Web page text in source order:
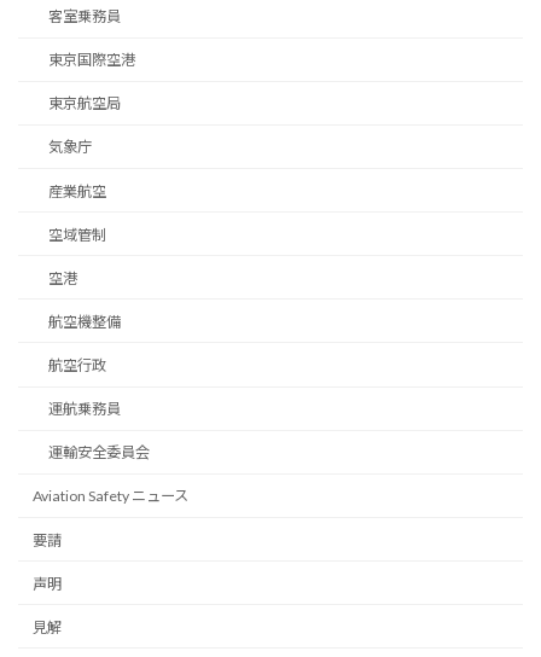
客室乗務員
東京国際空港
東京航空局
気象庁
産業航空
空域管制
空港
航空機整備
航空行政
運航乗務員
運輸安全委員会
Aviation Safety ニュース
要請
声明
見解